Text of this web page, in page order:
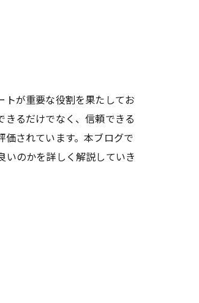
トが重要な役割を果たしてお
るだけでなく、信頼できる
されています。本ブログで
いのかを詳しく解説していき